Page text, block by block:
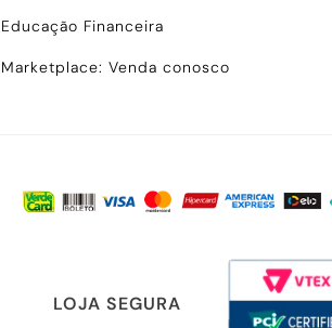
Educação Financeira
Marketplace: Venda conosco
LOJA SEGURA